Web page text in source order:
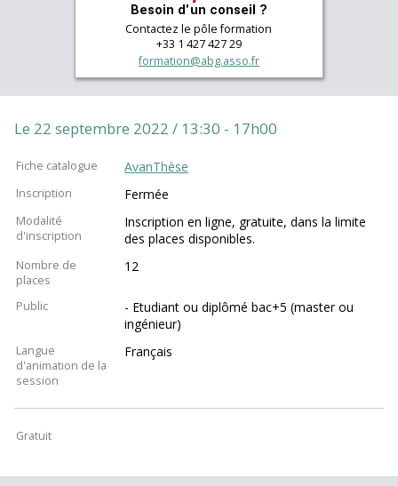
Besoin d'un conseil ?
Contactez le pôle formation
+33 1 427 427 29
formation@abg.asso.fr
Le 22 septembre 2022 / 13:30 - 17h00
Fiche catalogue AvanThèse
Inscription Fermée
Modalité
d'inscription
Inscription en ligne, gratuite, dans la limite
des places disponibles.
Nombre de
places
12
Public
- Etudiant ou diplômé bac+5 (master ou
ingénieur)
Langue
d'animation de la
session
Français
Gratuit